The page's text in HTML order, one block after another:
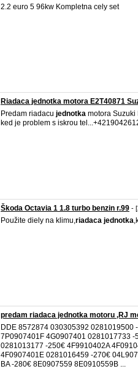
2.2 euro 5 96kw Kompletna cely set
Riadaca jednotka motora E2T40871
Predam riadacu jednotka motora
ked je problem s iskrou
Škoda Octavia 1 1.8 turbo benzin r.99 -
Použite diely na klimu,riadaca jednotka
predam riadaca jednotka motoru ,RJ
DDE 8572874 030305392
7P0907401F 4G0907401 0281017733
0281013177 -250€ 4F9910402A
4F0907401E 0281016459 -270€
BA -280€ 8E0907559 8E0910559B ...